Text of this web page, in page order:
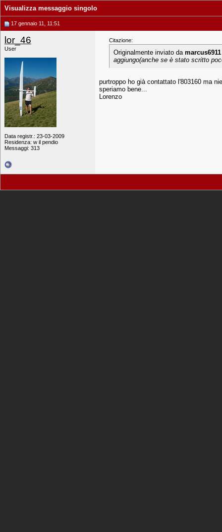
Visualizza messaggio singolo
17 gennaio 11, 11:51
lor_46
User
Data registr.: 23-03-2009
Residenza: w il pendio
Messaggi: 313
Citazione:
Originalmente inviato da marcus6911
aggiungo(anche se è stato scritto
purtroppo ho già contattato l'803160 ma
speriamo bene...
Lorenzo